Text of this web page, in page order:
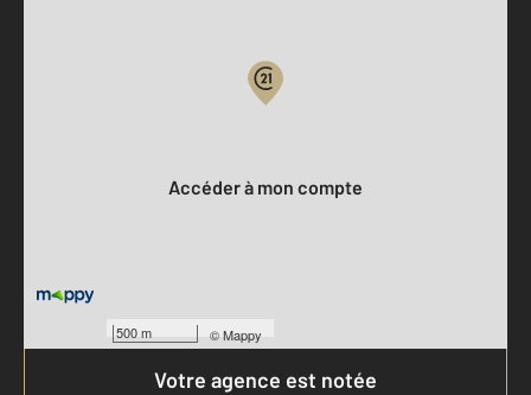
500 m ©Mappy
Accéder à mon compte
Votre agence est notée